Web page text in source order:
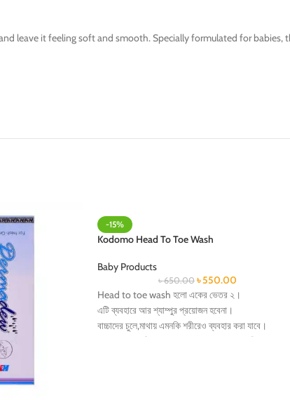
leave it feeling soft and smooth. Specially formulated for
-15%
Kodomo Head To Toe Wash
Baby Products
৳650.00 ৳550.00
Head to toe wash হলো একের ভেতর ২।
এটি ব্যবহারে আর শ্যাম্পুর প্রয়োজন হবেনা।
বাচ্চাদের চুলে,মাথায় এমনকি শরীরেও ব্যবহার করা যাবে।